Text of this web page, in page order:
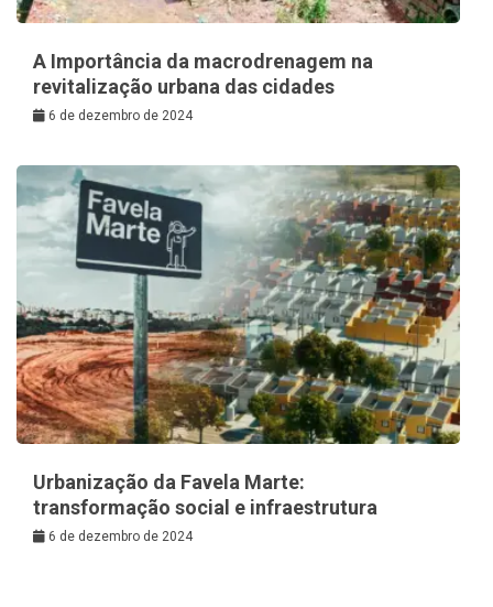
A Importância da macrodrenagem na
revitalização urbana das cidades
6 de dezembro de 2024
Urbanização da Favela Marte:
transformação social e infraestrutura
6 de dezembro de 2024